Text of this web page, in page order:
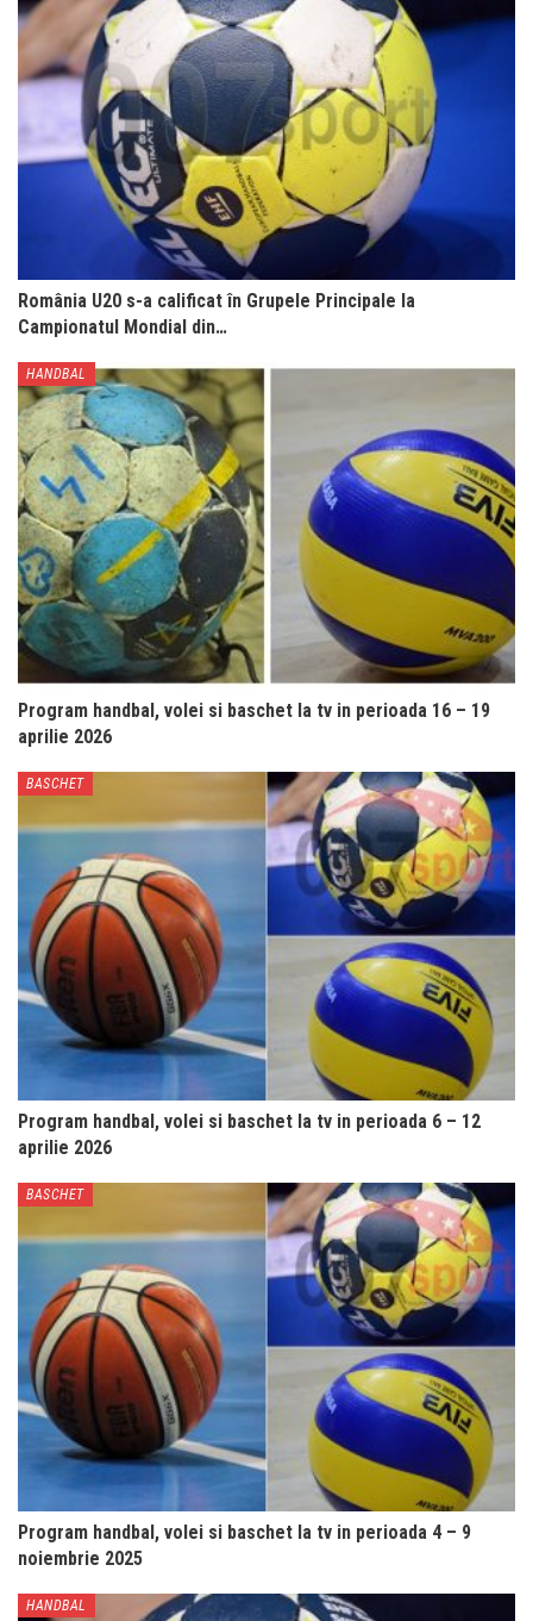
România U20 s-a calificat în Grupele Principale la
Campionatul Mondial din…
HANDBAL
Program handbal, volei si baschet la tv in perioada 16 – 19
aprilie 2026
BASCHET
Program handbal, volei si baschet la tv in perioada 6 – 12
aprilie 2026
BASCHET
Program handbal, volei si baschet la tv in perioada 4 – 9
noiembrie 2025
HANDBAL